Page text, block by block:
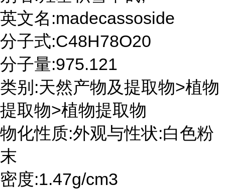
英文名:madecassoside
分子式:C48H78O20
分子量:975.121
类别:天然产物及提取物>植物
提取物>植物提取物
物化性质:外观与性状:白色粉
末
密度:1.47g/cm3